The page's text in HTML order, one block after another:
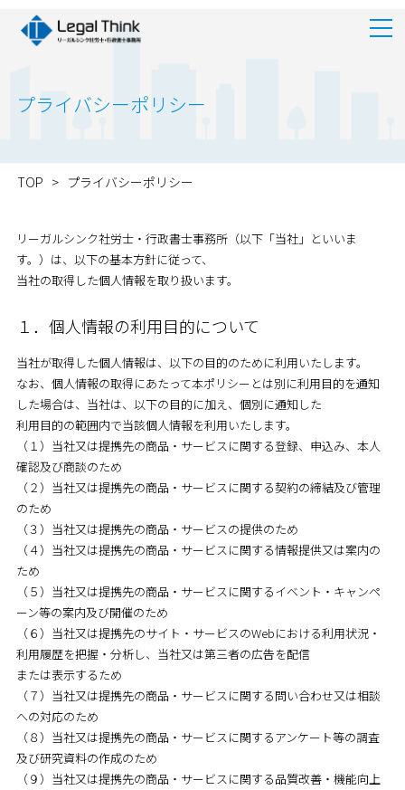
プライバシーポリシー
TOP > プライバシーポリシー
リーガルシンク社労士・行政書士事務所（以下「当社」といいま
す。）は、以下の基本方針に従って、
当社の取得した個人情報を取り扱います。
１．個人情報の利用目的について
当社が取得した個人情報は、以下の目的のために利用いたします。
なお、個人情報の取得にあたって本ポリシーとは別に利用目的を通知
した場合は、当社は、以下の目的に加え、個別に通知した
利用目的の範囲内で当該個人情報を利用いたします。
（１）当社又は提携先の商品・サービスに関する登録、申込み、本人
確認及び商談のため
（２）当社又は提携先の商品・サービスに関する契約の締結及び管理
のため
（３）当社又は提携先の商品・サービスの提供のため
（４）当社又は提携先の商品・サービスに関する情報提供又は案内の
ため
（５）当社又は提携先の商品・サービスに関するイベント・キャンペ
ーン等の案内及び開催のため
（６）当社又は提携先のサイト・サービスのWebにおける利用状況・
利用履歴を把握・分析し、当社又は第三者の広告を配信
または表示するため
（７）当社又は提携先の商品・サービスに関する問い合わせ又は相談
への対応のため
（８）当社又は提携先の商品・サービスに関するアンケート等の調査
及び研究資料の作成のため
（９）当社又は提携先の商品・サービスに関する品質改善・機能向上